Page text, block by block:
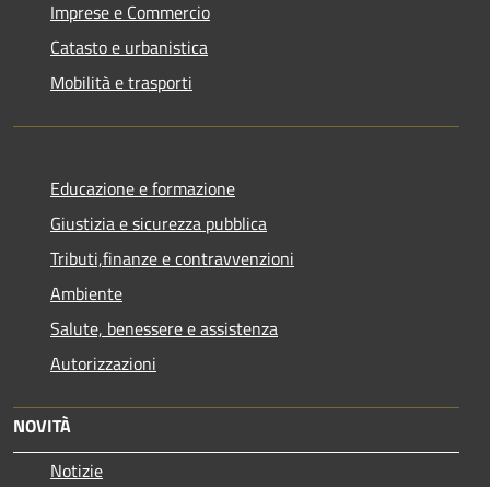
Imprese e Commercio
Catasto e urbanistica
Mobilità e trasporti
Educazione e formazione
Giustizia e sicurezza pubblica
Tributi,finanze e contravvenzioni
Ambiente
Salute, benessere e assistenza
Autorizzazioni
NOVITÀ
Notizie